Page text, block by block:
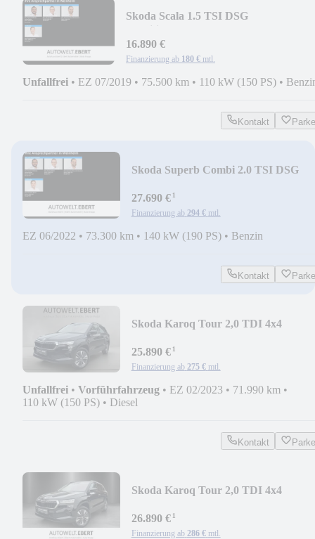
Skoda Scala 1.5 TSI DSG
16.890 €
Finanzierung ab 180 € mtl.
Unfallfrei • EZ 07/2019 • 75.500 km • 110 kW (150 PS) •
Kontakt
Skoda Superb Combi 2.0 TSI DSG
27.690 €¹
Finanzierung ab 294 € mtl.
EZ 06/2022 • 73.300 km • 140 kW (190 PS) • Benzin
Kontakt
Skoda Karoq Tour 2,0 TDI 4x4
25.890 €¹
Finanzierung ab 275 € mtl.
Unfallfrei • Vorführfahrzeug • EZ 02/2023 • 71.990 km •
110 kW (150 PS) • Diesel
Kontakt
Skoda Karoq Tour 2,0 TDI 4x4
26.890 €¹
Finanzierung ab 286 € mtl.